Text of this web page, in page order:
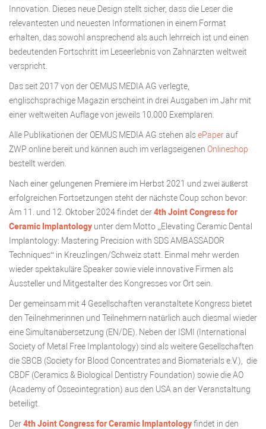
Innovation. Dieses neue Design stellt sicher, dass die Leser die
relevantesten und neuesten Informationen in einem Format
erhalten, das sowohl ansprechend als auch lehrreich ist und einen
bedeutenden Fortschritt im Leseerlebnis von Zahnärzten weltweit
verspricht.
Das seit 2017 von der OEMUS MEDIA AG verlegte,
englischsprachige Magazin erscheint in drei Ausgaben im Jahr mit
einer weltweiten Auflage von jeweils 10.000 Exemplaren.
Alle Publikationen der OEMUS MEDIA AG stehen alsePaperauf
ZWP online bereit und können auch im verlagseigenen Onlineshop
bestellt werden.
Nach einer gelungenen Premiere im Herbst 2021 und zwei äußerst
erfolgreichen Fortsetzungen steht der nächste Coup schon bevor:
Am 11. und 12. Oktober 2024 findet der4th Joint Congress for
Ceramic Implantology unter dem Motto „Elevating Ceramic Dental
Implantology: Mastering Precision with SDS AMBASSADOR
Techniques“ in Kreuzlingen/Schweiz statt. Einmal mehr werden
wieder spektakuläre Speaker sowie viele innovative Firmen als
Aussteller und Mitgestalter des Kongresses vor Ort sein.
Der gemeinsam mit 4 Gesellschaften veranstaltete Kongress bietet
den Teilnehmerinnen und Teilnehmern natürlich auch diesmal wieder
eine Simultanübersetzung (EN/DE). Neben der ISMI (International
Society of Metal Free Implantology) sind als weitere Gesellschaften
die SBCB (Society for Blood Concentrates and Biomaterials e.V.), die
CBDF (Ceramics & Biological Dentistry Foundation) sowie die AO
(Academy of Osseointegration) aus den USA an der Veranstaltung
beteiligt.
Der4th Joint Congress for Ceramic Implantologyfindet in den